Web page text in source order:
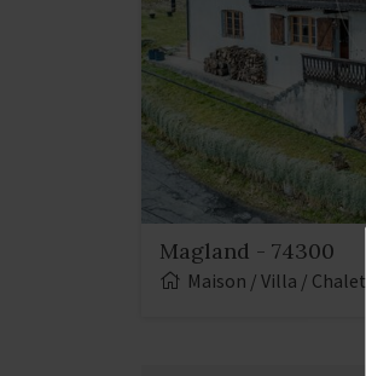
Magland - 74300
Maison / Villa / Chalet